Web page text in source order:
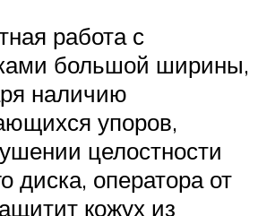
работа с
большой ширины,
наличию
упоров,
целостности
диска, оператора от
кожух из